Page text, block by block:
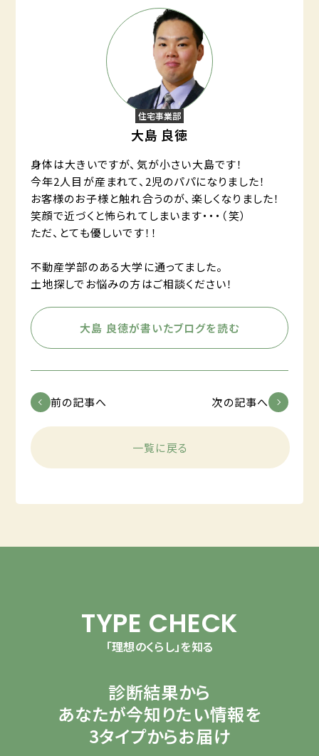
住宅事業部
大島 良徳
身体は大きいですが、気が小さい大島です！
今年2人目が産まれて、2児のパパになりました！
お客様のお子様と触れ合うのが、楽しくなりました！
笑顔で近づくと怖られてしまいます・・・（笑）
ただ、とても優しいです！！
不動産学部のある大学に通ってました。
土地探しでお悩みの方はご相談ください！
大島 良徳が書いたブログを読む
前の記事へ 次の記事へ
一覧に戻る
TYPE CHECK
「理想のくらし」を知る
診断結果から
あなたが今知りたい情報を
3タイプからお届け